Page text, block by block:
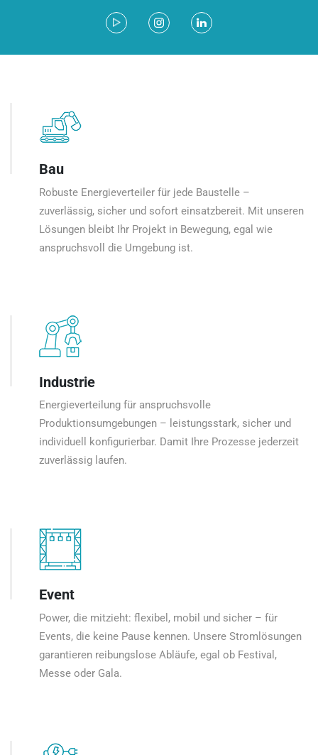
Bau
Robuste Energieverteiler für jede Baustelle –
zuverlässig, sicher und sofort einsatzbereit. Mit unseren
Lösungen bleibt Ihr Projekt in Bewegung, egal wie
anspruchsvoll die Umgebung ist.
Industrie
Energieverteilung für anspruchsvolle
Produktionsumgebungen – leistungsstark, sicher und
individuell konfigurierbar. Damit Ihre Prozesse jederzeit
zuverlässig laufen.
Event
Power, die mitzieht: flexibel, mobil und sicher – für
Events, die keine Pause kennen. Unsere Stromlösungen
garantieren reibungslose Abläufe, egal ob Festival,
Messe oder Gala.